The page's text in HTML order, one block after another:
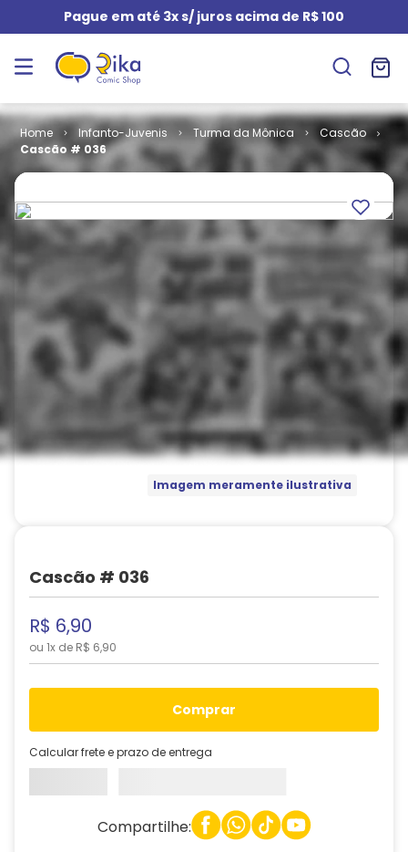
Pague em até 3x s/ juros acima de R$ 100
Infanto-Juvenis Turma da Mônica
Cascão
Cascão # 036
Imagem meramente ilustrativa
Cascão # 036
R$ 6,90
ou 1x de R$ 6,90
comprar
Calcular frete e prazo de entrega
Compartilhe: